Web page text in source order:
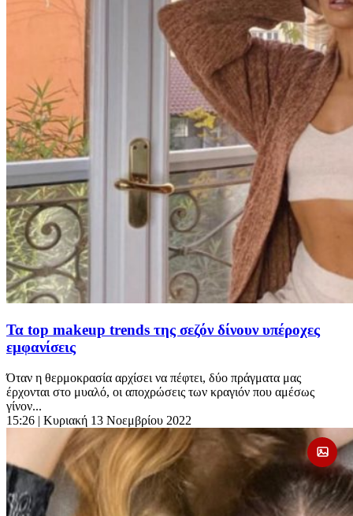
Τα top makeup trends της σεζόν δίνουν υπέροχες
εμφανίσεις
Όταν η θερμοκρασία αρχίσει να πέφτει, δύο πράγματα μας
έρχονται στο μυαλό, οι αποχρώσεις των κραγιόν που αμέσως
γίνον...
15:26 | Κυριακή 13 Νοεμβρίου 2022